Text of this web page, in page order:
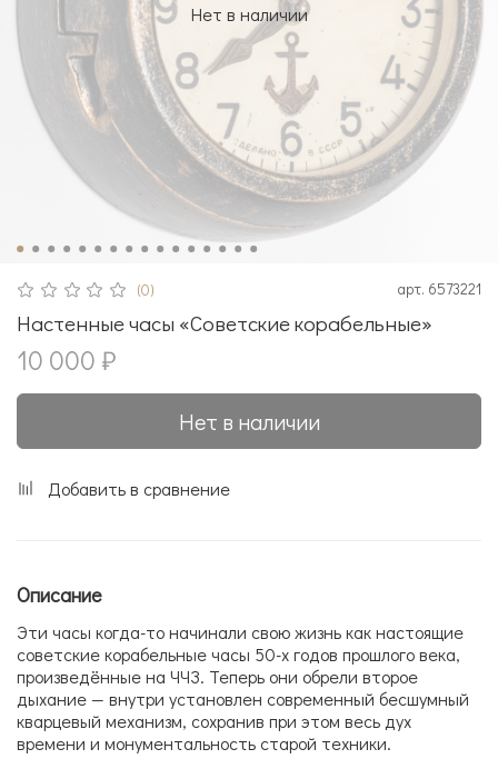
Нет в наличии
(0) арт. 6573221
Настенные часы «Советские корабельные»
10 000 ₽
Нет в наличии
Добавить в сравнение
Описание
Эти часы когда-то начинали свою жизнь как настоящие
советские корабельные часы 50-х годов прошлого века,
произведённые на ЧЧЗ. Теперь они обрели второе
дыхание — внутри установлен современный бесшумный
кварцевый механизм, сохранив при этом весь дух
времени и монументальность старой техники.